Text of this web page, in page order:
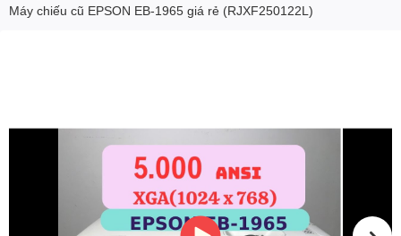
Máy chiếu cũ EPSON EB-1965 giá rẻ (RJXF250122L)